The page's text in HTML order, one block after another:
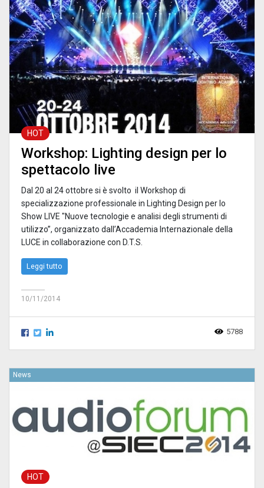
HOT
Workshop: Lighting design per lo
spettacolo live
Dal 20 al 24 ottobre si è svolto il Workshop di
specializzazione professionale in Lighting Design per lo
Show LIVE "Nuove tecnologie e analisi degli strumenti di
utilizzo”, organizzato dall’Accademia Internazionale della
LUCE in collaborazione con D.T.S.
Leggi tutto
10/11/2014
5788
News
HOT